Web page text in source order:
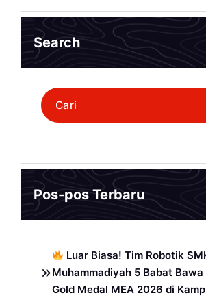
Search
Pencarian
untuk:
Pos-pos Terbaru
Luar Biasa! Tim Robotik
Muhammadiyah 5 Babat Bawa
Gold Medal MEA 2026 di